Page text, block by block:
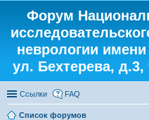
Форум
неврологии
ул. Бехтерева, д.3,
Ссылки FAQ
Список форумов